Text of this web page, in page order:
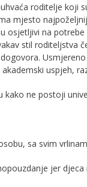
roditelje koji
mjesto
osjetljivi na
stil roditeljstva
uspjeh,
kako ne postoji
sa svim
jer